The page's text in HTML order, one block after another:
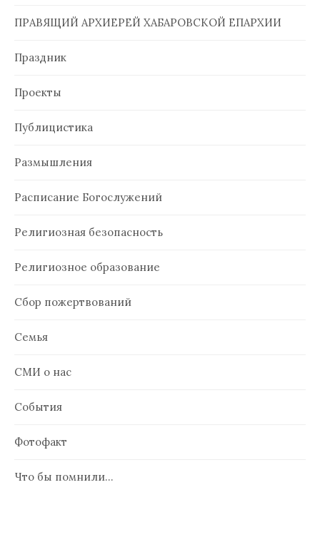
ПРАВЯЩИЙ АРХИЕРЕЙ ХАБАРОВСКОЙ ЕПАРХИИ
Праздник
Проекты
Публицистика
Размышления
Расписание Богослужений
Религиозная безопасность
Религиозное образование
Сбор пожертвований
Семья
СМИ о нас
События
Фотофакт
Что бы помнили…